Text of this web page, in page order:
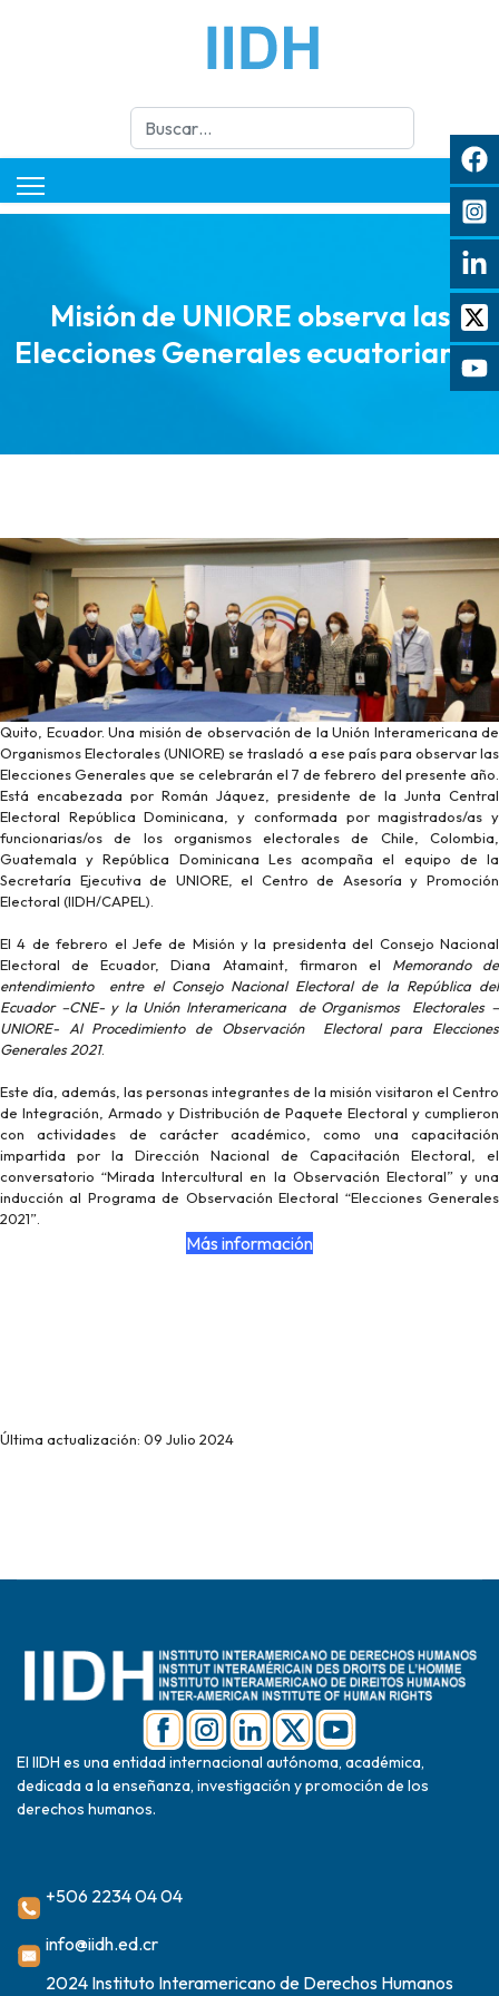
Buscar
Misión de UNIORE observa las
Elecciones Generales ecuatorianas
Quito, Ecuador. Una misión de observación de la Unión Interamericana de
Organismos Electorales (UNIORE) se trasladó a ese país para observar las
Elecciones Generales que se celebrarán el 7 de febrero del presente año.
Está encabezada por Román Jáquez, presidente de la Junta Central
Electoral República Dominicana, y conformada por magistrados/as y
funcionarias/os de los organismos electorales de Chile, Colombia,
Guatemala y República Dominicana Les acompaña el equipo de la
Secretaría Ejecutiva de UNIORE, el Centro de Asesoría y Promoción
Electoral (IIDH/CAPEL).
El 4 de febrero el Jefe de Misión y la presidenta del Consejo Nacional
Electoral de Ecuador, Diana Atamaint, firmaron el Memorando de
entendimiento entre el Consejo Nacional Electoral de la República del
Ecuador –CNE- y la Unión Interamericana de Organismos Electorales –
UNIORE- Al Procedimiento de Observación Electoral para Elecciones
Generales 2021.
Este día, además, las personas integrantes de la misión visitaron el Centro
de Integración, Armado y Distribución de Paquete Electoral y cumplieron
con actividades de carácter académico, como una capacitación
impartida por la Dirección Nacional de Capacitación Electoral, el
conversatorio “Mirada Intercultural en la Observación Electoral” y una
inducción al Programa de Observación Electoral “Elecciones Generales
2021”.
Más información
Última actualización: 09 Julio 2024
El IIDH es una entidad internacional autónoma, académica,
dedicada a la enseñanza, investigación y promoción de los
derechos humanos.
+506 2234 04 04
info@iidh.ed.cr
2024 Instituto Interamericano de Derechos Humanos